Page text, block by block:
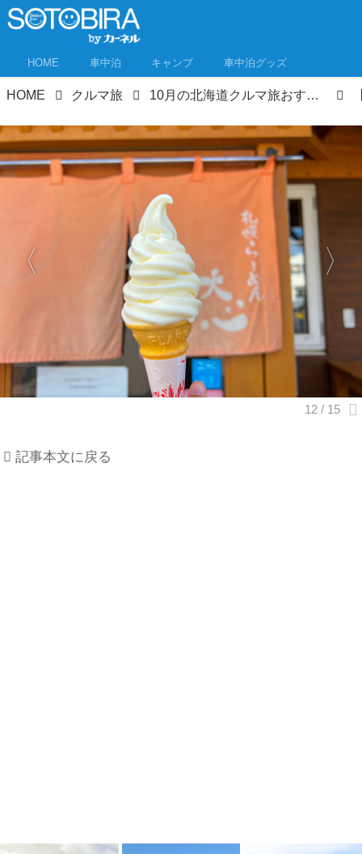
HOME 車中泊 キャンプ 車中泊グッズ
HOME クルマ旅 10月の北海道クルマ旅おすすめスポット①ニセコ編 紅葉と絶景と温泉天国！ 北海道民もリピートしてる！
記事本文に戻る